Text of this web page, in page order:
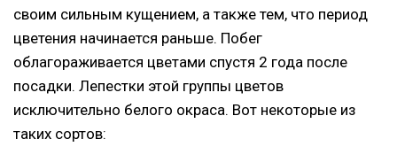
своим сильным кущением, а также тем, что период
цветения начинается раньше. Побег
облагораживается цветами спустя 2 года после
посадки. Лепестки этой группы цветов
исключительно белого окраса. Вот некоторые из
таких сортов: